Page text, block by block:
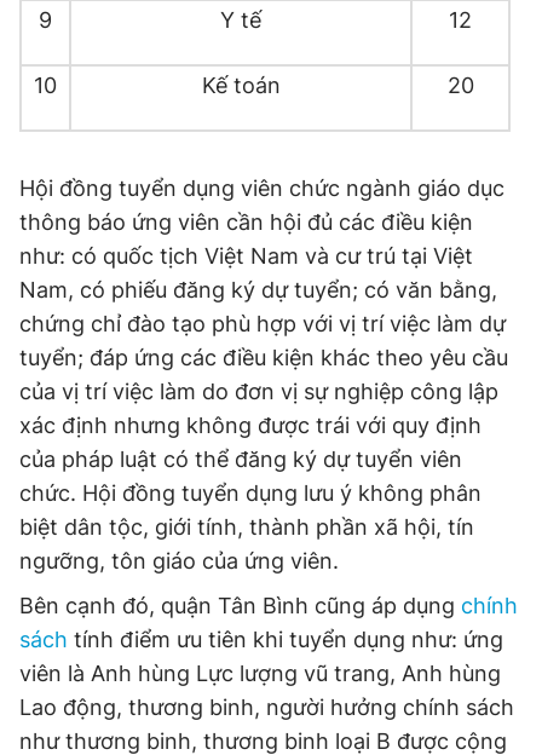
9 Y tế 12
10 Kế toán 20
Hội đồng tuyển dụng viên chức ngành giáo dục
thông báo ứng viên cần hội đủ các điều kiện
như: có quốc tịch Việt Nam và cư trú tại Việt
Nam, có phiếu đăng ký dự tuyển; có văn bằng,
chứng chỉ đào tạo phù hợp với vị trí việc làm dự
tuyển; đáp ứng các điều kiện khác theo yêu cầu
của vị trí việc làm do đơn vị sự nghiệp công lập
xác định nhưng không được trái với quy định
của pháp luật có thể đăng ký dự tuyển viên
chức. Hội đồng tuyển dụng lưu ý không phân
biệt dân tộc, giới tính, thành phần xã hội, tín
ngưỡng, tôn giáo của ứng viên.
Bên cạnh đó, quận Tân Bình cũng áp dụng chính
sách tính điểm ưu tiên khi tuyển dụng như: ứng
viên là Anh hùng Lực lượng vũ trang, Anh hùng
Lao động, thương binh, người hưởng chính sách
như thương binh, thương binh loại B được cộng